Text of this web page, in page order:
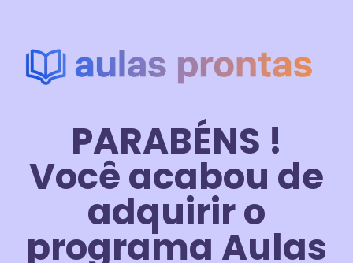
PARABÉNS !
Você acabou de
adquirir o
programa Aulas